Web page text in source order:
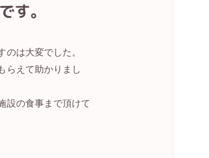
す。
は大変でした。
らえて助かりまし
設の食事まで頂けて